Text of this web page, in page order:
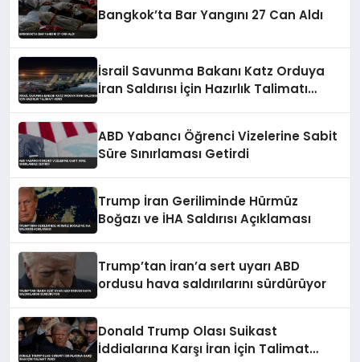
Bangkok’ta Bar Yangını 27 Can Aldı
İsrail Savunma Bakanı Katz Orduya
İran Saldırısı İçin Hazırlık Talimatı
ABD Yabancı Öğrenci Vizelerine Sabit
Süre Sınırlaması Getirdi
Trump İran Geriliminde Hürmüz
Boğazı ve İHA Saldırısı Açıklaması
Trump’tan İran’a sert uyarı ABD
ordusu hava saldırılarını sürdürüyor
Donald Trump Olası Suikast
İddialarına Karşı İran İçin Talimat